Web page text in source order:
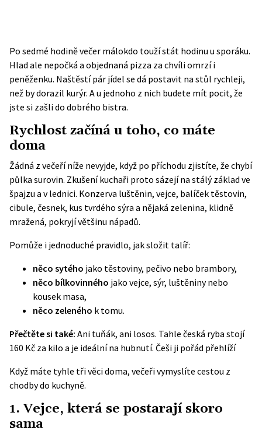
Po sedmé hodině večer málokdo touží stát hodinu u sporáku.
Hlad ale nepočká a objednaná pizza za chvíli omrzí i
peněženku. Naštěstí pár jídel se dá postavit na stůl rychleji,
než by dorazil kurýr. A u jednoho z nich budete mít pocit, že
jste si zašli do dobrého bistra.
Rychlost začíná u toho, co máte
doma
Žádná z večeří níže nevyjde, když po příchodu zjistíte, že chybí
půlka surovin. Zkušení kuchaři proto sázejí na stálý základ ve
špajzu a v lednici. Konzerva luštěnin, vejce, balíček těstovin,
cibule, česnek, kus tvrdého sýra a nějaká zelenina, klidně
mražená, pokryjí většinu nápadů.
Pomůže i jednoduché pravidlo, jak složit talíř:
něco sytého jako těstoviny, pečivo nebo brambory,
něco bílkovinného jako vejce, sýr, luštěniny nebo
kousek masa,
něco zeleného k tomu.
Přečtěte si také: Ani tuňák, ani losos. Tahle česká ryba stojí
160 Kč za kilo a je ideální na hubnutí. Češi ji pořád přehlíží
Když máte tyhle tři věci doma, večeři vymyslíte cestou z
chodby do kuchyně.
1. Vejce, která se postarají skoro
sama